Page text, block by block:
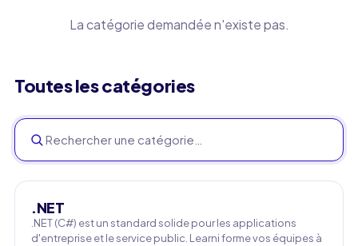
La catégorie demandée n'existe pas.
Toutes les catégories
.NET
.NET (C#) est un standard solide pour les applications
d'entreprise et le service public. Learni forme vos équipes à